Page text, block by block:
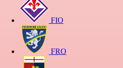
FIO
FRO